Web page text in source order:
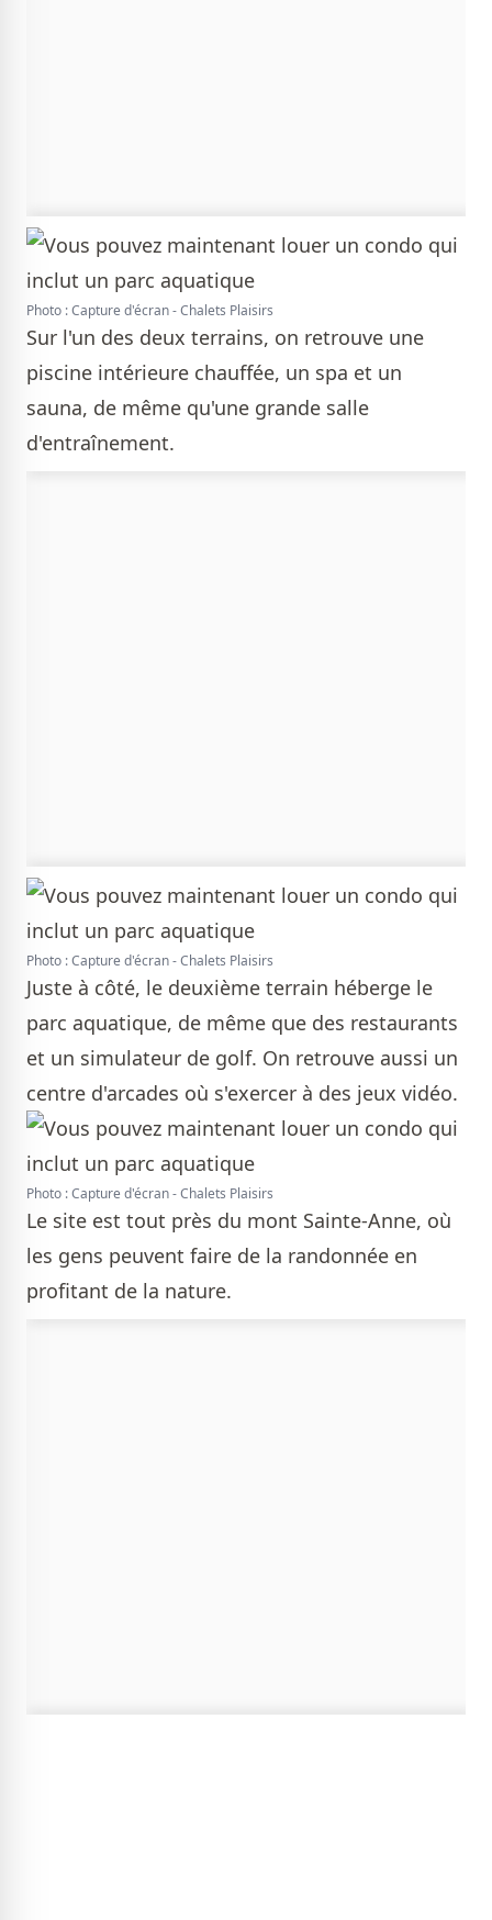
Photo : Capture d'écran - Chalets Plaisirs
Sur l'un des deux terrains, on retrouve une
piscine intérieure chauffée, un spa et un
sauna, de même qu'une grande salle
d'entraînement.
Photo : Capture d'écran - Chalets Plaisirs
Juste à côté, le deuxième terrain héberge le
parc aquatique, de même que des restaurants
et un simulateur de golf. On retrouve aussi un
centre d'arcades où s'exercer à des jeux vidéo.
Photo : Capture d'écran - Chalets Plaisirs
Le site est tout près du mont Sainte-Anne, où
les gens peuvent faire de la randonnée en
profitant de la nature.